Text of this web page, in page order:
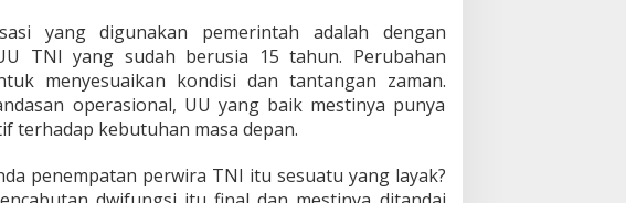
yang digunakan pemerintah adalah dengan
TNI yang sudah berusia 15 tahun. Perubahan
menyesuaikan kondisi dan tantangan zaman.
operasional, UU yang baik mestinya punya
terhadap kebutuhan masa depan.
penempatan perwira TNI itu sesuatu yang layak?